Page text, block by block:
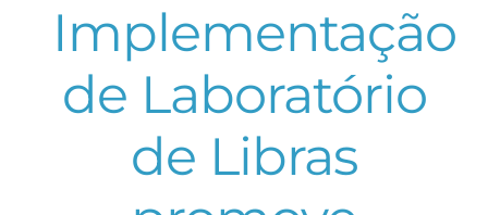
Implementação
de Laboratório
de Libras